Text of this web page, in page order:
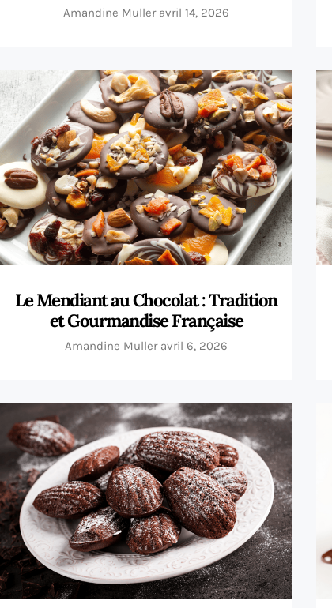
Amandine Muller avril 14, 2026
Le Mendiant au Chocolat : Tradition
et Gourmandise Française
Amandine Muller avril 6, 2026